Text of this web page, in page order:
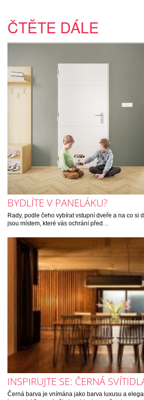
ČTĚTE DÁLE
BYDLÍTE V PANELÁKU?
Rady, podle čeho vybírat vstupní dveře a na co si
jsou místem, které vás ochrání před…
INSPIRUJTE SE: ČERNÁ
Černá barva je vnímána jako barva luxusu a